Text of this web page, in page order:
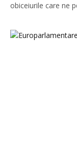
obiceiurile care ne